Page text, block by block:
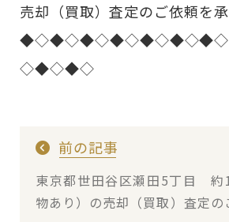
売却（買取）査定のご依頼を
◇◆◇◆◇
前の記事
東京都世田谷区瀬田5丁目 約
物あり）の売却（買取）査定の